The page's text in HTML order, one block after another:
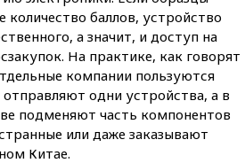
количество баллов, устройство
а значит, и доступ на
На практике, как говорят
компании пользуются
одни устройства, а в
подменяют часть компонентов
или даже заказывают
Китае.